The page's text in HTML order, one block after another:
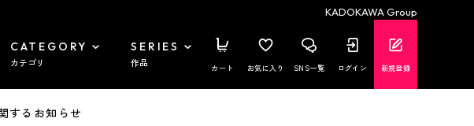
KADOKAWA Group
CATEGORY
カテゴリ
SERIES
作品 カート お気に入り SNS一覧 ログイン 新規登録
するお知らせ